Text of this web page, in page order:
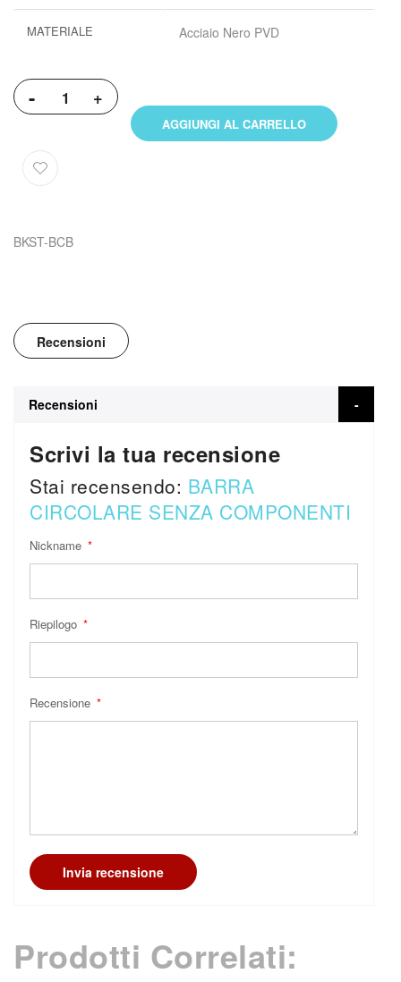
informazioni
MATERIALE Acciaio Nero PVD
- +
AGGIUNGI AL CARRELLO
BKST-BCB
Recensioni
Recensioni
Scrivi la tua recensione
Stai recensendo: BARRA
CIRCOLARE SENZA COMPONENTI
Nickname
Riepilogo
Recensione
Invia recensione
Prodotti Correlati: